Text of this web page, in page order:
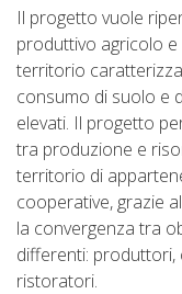
navigation
Contacts
Accessibility
Il progetto vuole
produttivo agricolo
territorio
consumo di suolo e
elevati. Il progetto
tra produzione e
territorio di
cooperative, grazie
la convergenza tra
differenti: produttori,
ristoratori.